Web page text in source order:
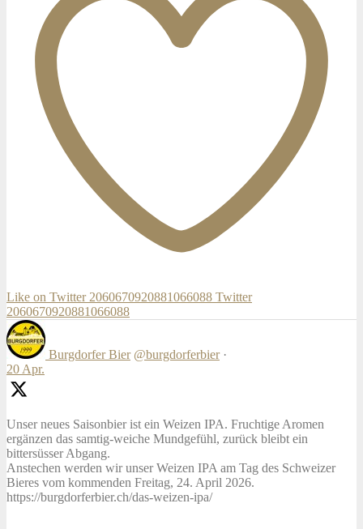
Like on Twitter 2060670920881066088 Twitter
2060670920881066088
Burgdorfer Bier @burgdorferbier ·
20 Apr.
Unser neues Saisonbier ist ein Weizen IPA. Fruchtige Aromen
ergänzen das samtig-weiche Mundgefühl, zurück bleibt ein
bittersüsser Abgang.
Anstechen werden wir unser Weizen IPA am Tag des Schweizer
Bieres vom kommenden Freitag, 24. April 2026.
https://burgdorferbier.ch/das-weizen-ipa/